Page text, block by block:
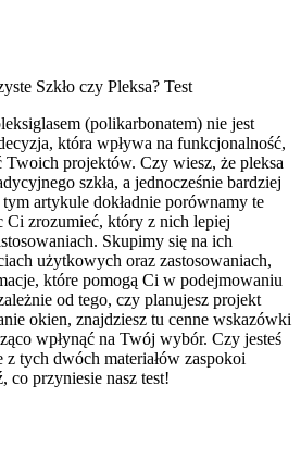
(polikarbonatem) nie jest
która wpływa na funkcjonalność,
Twoich projektów. Czy wiesz, że pleksa
szkła, a jednocześnie bardziej
artykule dokładnie porównamy te
Ci zrozumieć, który z nich lepiej
Skupimy się na ich
użytkowych oraz zastosowaniach,
które pomogą Ci w podejmowaniu
od tego, czy planujesz projekt
okien, znajdziesz tu cenne wskazówki
wpłynąć na Twój wybór. Czy jesteś
tych dwóch materiałów zaspokoi
co przyniesie nasz test!